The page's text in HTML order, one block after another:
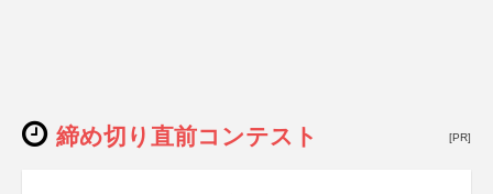
締め切り直前コンテスト [PR]